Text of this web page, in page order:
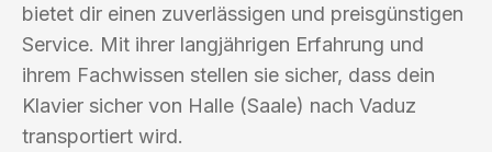
bietet dir einen zuverlässigen und preisgünstigen
Service. Mit ihrer langjährigen Erfahrung und
ihrem Fachwissen stellen sie sicher, dass dein
Klavier sicher von Halle (Saale) nach Vaduz
transportiert wird.